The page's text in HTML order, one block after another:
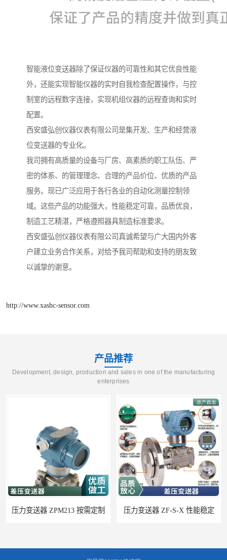
智能液位变送器除了保证仪器的可靠性和其它优良性能
外，还能实现智能仪器的实时自我检查配置操作，与控
制室的远程数字连接，实现机组仪器的远程查询和实时
配置。
西安盛弘创仪器仪表有限公司是集开发、生产和经营液
位变送器的专业化。
我司拥有高质量的设备与厂房、高素质的职工队伍、严
密的体系、的管理理念、合理的产品价位、优质的产品
服务。现已广泛应用于各行各业的自动化测量控制领
域。这些产品的功能强大，性能稳定可靠，品质优良，
制造工艺精湛，严格遵照器具制造标准要求。
西安盛弘创仪器仪表有限公司真诚希望与广大国内外客
户建立业务合作关系，对给予我司帮助和支持的朋友致
以诚挚的谢意。
http://www.xashc-sensor.com
产品推荐
Development, design, production and sales in one of the manufacturing
enterprises
压力变送器 ZPM213 按需定制 压力变送器 ZF-S-X 性能稳定